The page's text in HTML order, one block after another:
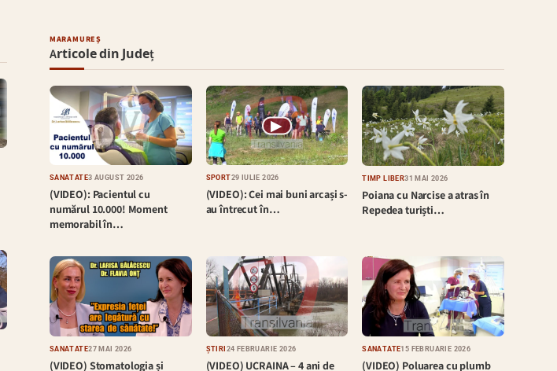
MARAMUREȘ
Articole din Județ
SĂNĂTATE3 AUGUST 2026
(VIDEO): Pacientul cu
numărul 10.000! Moment
memorabil în…
▶
SPORT29 IULIE 2026
(VIDEO): Cei mai buni arcași s-
au întrecut în…
TIMP LIBER31 MAI 2026
Poiana cu Narcise a atras în
Repedea turiști…
SĂNĂTATE27 MAI 2026
(VIDEO) Stomatologia și
ȘTIRI 24 FEBRUARIE 2026
(VIDEO) UCRAINA – 4 ani de
SĂNĂTATE15 FEBRUARIE 2026
(VIDEO) Poluarea cu plumb